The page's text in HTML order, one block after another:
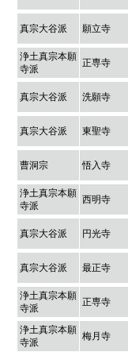
真宗大谷派 願立寺
浄土真宗本願
寺派
正専寺
真宗大谷派 洗願寺
真宗大谷派 東聖寺
曹洞宗 悟入寺
浄土真宗本願
寺派
西明寺
真宗大谷派 円光寺
真宗大谷派 最正寺
浄土真宗本願
寺派
正専寺
浄土真宗本願
寺派
梅月寺